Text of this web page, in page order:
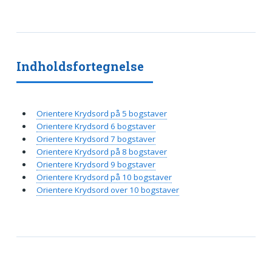
Indholdsfortegnelse
Orientere Krydsord på 5 bogstaver
Orientere Krydsord 6 bogstaver
Orientere Krydsord 7 bogstaver
Orientere Krydsord på 8 bogstaver
Orientere Krydsord 9 bogstaver
Orientere Krydsord på 10 bogstaver
Orientere Krydsord over 10 bogstaver